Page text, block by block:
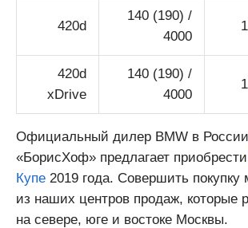
420d
140 (190) /
4000
420d
xDrive
140 (190) /
4000
Официальный дилер BMW в
«БорисХоф» предлагает приобрести
Купе 2019 года. Совершить
из наших центров продаж, которые
на севере, юге и востоке Москвы.